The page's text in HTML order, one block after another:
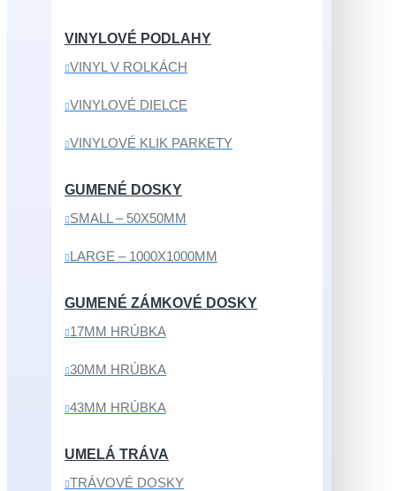
VINYLOVÉ PODLAHY
VINYL V ROLKÁCH
VINYLOVÉ DIELCE
VINYLOVÉ KLIK PARKETY
GUMENÉ DOSKY
SMALL – 50X50MM
LARGE – 1000X1000MM
GUMENÉ ZÁMKOVÉ DOSKY
17MM HRÚBKA
30MM HRÚBKA
43MM HRÚBKA
UMELÁ TRÁVA
TRÁVOVÉ DOSKY